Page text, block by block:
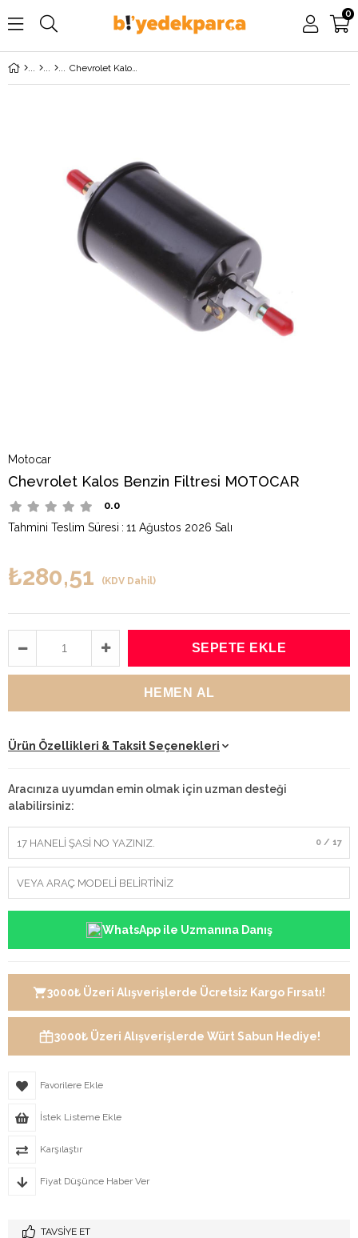
0
Chevrolet Kalos Benzin Filtresi MOTOCAR
Motocar
Chevrolet Kalos Benzin Filtresi MOTOCAR
0.0
Tahmini Teslim Süresi : 11 Ağustos 2026 Salı
₺280,51 (KDV Dahil)
Ürün Özellikleri & Taksit Seçenekleri
Aracınıza uyumdan emin olmak için uzman desteği
alabilirsiniz:
0 / 17
WhatsApp ile Uzmanına Danış
3000₺ Üzeri Alışverişlerde Ücretsiz Kargo Fırsatı!
3000₺ Üzeri Alışverişlerde Würt Sabun Hediye!
Favorilere Ekle
İstek Listeme Ekle
Karşılaştır
Fiyat Düşünce Haber Ver
TAVSIYE ET